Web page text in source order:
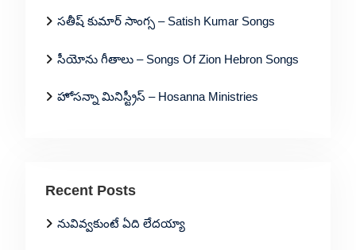
సతీష్ కుమార్ సాంగ్స – Satish Kumar Songs
సీయోను గీతాలు – Songs Of Zion Hebron Songs
హోసన్నా మినిస్ట్రీస్ – Hosanna Ministries
Recent Posts
నువివ్వకుంటే ఏది లేదయ్యా